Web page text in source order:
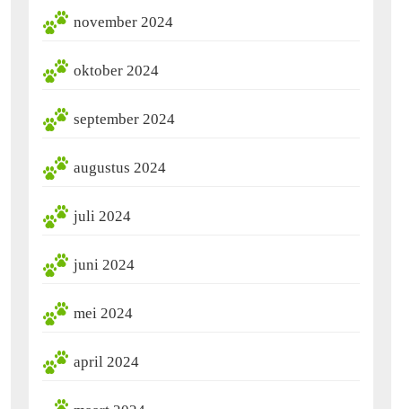
november 2024
oktober 2024
september 2024
augustus 2024
juli 2024
juni 2024
mei 2024
april 2024